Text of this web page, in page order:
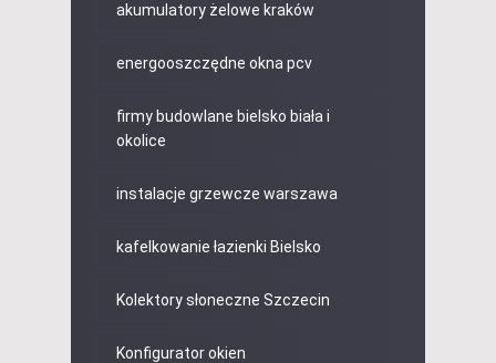
akumulatory żelowe kraków
energooszczędne okna pcv
firmy budowlane bielsko biała i
okolice
instalacje grzewcze warszawa
kafelkowanie łazienki Bielsko
Kolektory słoneczne Szczecin
Konfigurator okien